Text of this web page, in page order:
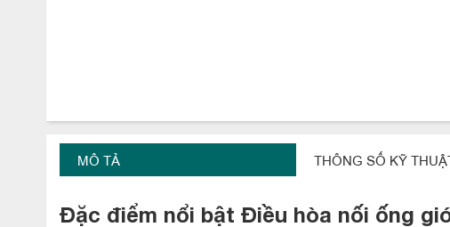
MÔ TẢ THÔNG SỐ KỸ
Đặc điểm nổi bật Điều hòa nối ống